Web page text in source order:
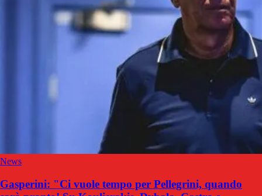
News
Gasperini: "Ci vuole tempo per Pellegrini, quando